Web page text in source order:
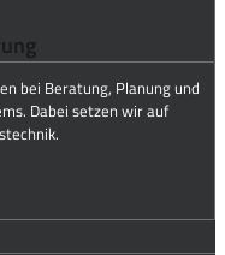
bei Beratung, Planung und
Dabei setzen wir auf